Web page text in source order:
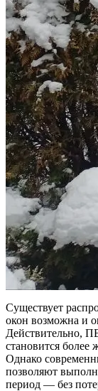
Существует
окон возможна и
Действительно,
становится более
Однако
позволяют
период — без